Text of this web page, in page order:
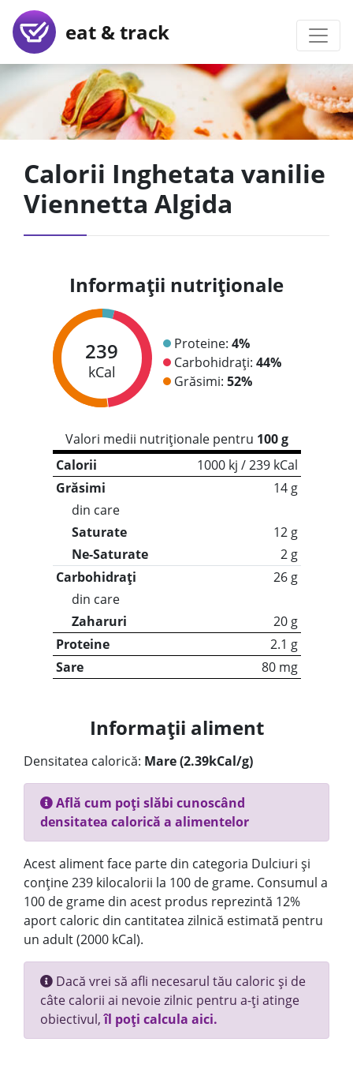
eat & track
Calorii Inghetata vanilie
Viennetta Algida
Informații nutriționale
239
kCal
Proteine: 4%
Carbohidrați: 44%
Grăsimi: 52%
Valori medii nutriționale pentru 100 g
Calorii
1000 kj / 239 kCal
Grăsimi
14 g
din care
Saturate
12 g
Ne-Saturate
2 g
Carbohidrați
26 g
din care
Zaharuri
20 g
Proteine
2.1 g
Sare
80 mg
Informații aliment
Densitatea calorică: Mare (2.39kCal/g)
Află cum poți slăbi cunoscând
densitatea calorică a alimentelor
Acest aliment face parte din categoria Dulciuri și
conține 239 kilocalorii la 100 de grame. Consumul a
100 de grame din acest produs reprezintă 12%
aport caloric din cantitatea zilnică estimată pentru
un adult (2000 kCal).
Dacă vrei să afli necesarul tău caloric și de
câte calorii ai nevoie zilnic pentru a-ți atinge
obiectivul,îl poți calcula aici.